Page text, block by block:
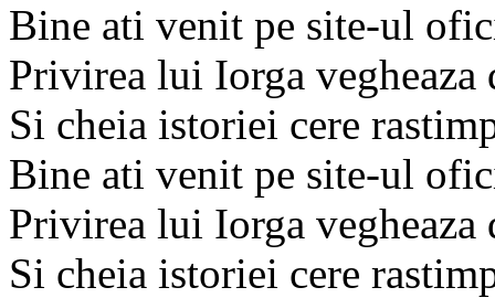
Bine ati venit pe site-ul
Privirea lui Iorga
Si cheia istoriei cere
Bine ati venit pe site-ul
Privirea lui Iorga
Si cheia istoriei cere